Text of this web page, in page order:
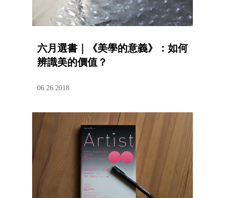
六月選書｜《美學的意義》：如何
辨識美的價值？
06.26.2018